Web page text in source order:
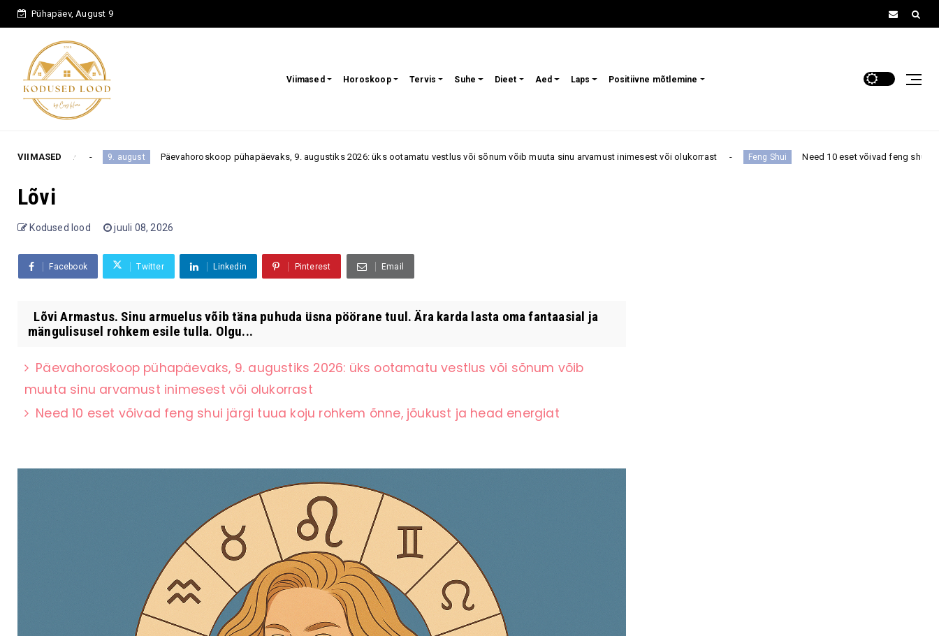
Pühapäev, August 9
Viimased Horoskoop Tervis Suhe Dieet Aed Laps Positiivne mõtlemine
VIIMASED
9. august Päevahoroskoop pühapäevaks, 9. augustiks 2026: üks ootamatu vestlus või sõnum võib muuta sinu arvamust inimesest või olukorrast Feng Shui Need 10 eset võivad feng shui järgi tuua koju
Lõvi
Kodused lood juuli 08, 2026
Facebook Twitter Linkedin Pinterest Email
Lõvi Armastus. Sinu armuelus võib täna puhuda üsna pöörane tuul. Ära karda lasta oma fantaasial ja
mängulisusel rohkem esile tulla. Olgu...
Päevahoroskoop pühapäevaks, 9. augustiks 2026: üks ootamatu vestlus või sõnum võib
muuta sinu arvamust inimesest või olukorrast
Need 10 eset võivad feng shui järgi tuua koju rohkem õnne, jõukust ja head energiat